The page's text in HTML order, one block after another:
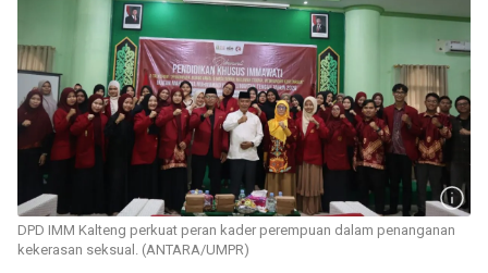
DPD IMM Kalteng perkuat peran kader perempuan dalam penanganan
kekerasan seksual. (ANTARA/UMPR)